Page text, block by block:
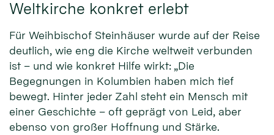
Weltkirche konkret erlebt
Für Weihbischof Steinhäuser wurde auf der Reise
deutlich, wie eng die Kirche weltweit verbunden
ist – und wie konkret Hilfe wirkt: „Die
Begegnungen in Kolumbien haben mich tief
bewegt. Hinter jeder Zahl steht ein Mensch mit
einer Geschichte – oft geprägt von Leid, aber
ebenso von großer Hoffnung und Stärke.